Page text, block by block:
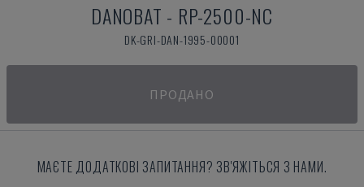
DANOBAT - RP-2500-NC
DK-GRI-DAN-1995-00001
ПРОДАНО
МАЄТЕ ДОДАТКОВІ ЗАПИТАННЯ? ЗВ'ЯЖІТЬСЯ З НАМИ.